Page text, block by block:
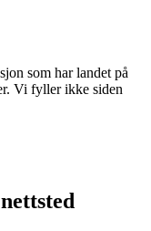
som har landet på
Vi fyller ikke siden